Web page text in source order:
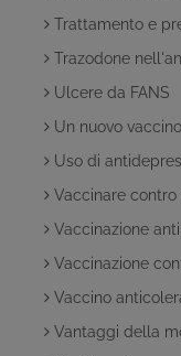
Trattamento e
Trazodone
Ulcere da FANS
Un nuovo
Uso di
Vaccinare
Vaccinazione
Vaccinazione
Vaccino
Vantaggi della